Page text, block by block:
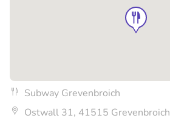
Subway Grevenbroich
Ostwall 31, 41515 Grevenbroich